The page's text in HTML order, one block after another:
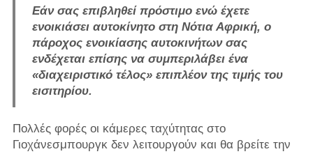
Εάν σας επιβληθεί πρόστιμο ενώ έχετε
ενοικιάσει αυτοκίνητο στη Νότια Αφρική, ο
πάροχος ενοικίασης αυτοκινήτων σας
ενδέχεται επίσης να συμπεριλάβει ένα
«διαχειριστικό τέλος» επιπλέον της τιμής του
εισιτηρίου.
Πολλές φορές οι κάμερες ταχύτητας στο
Γιοχάνεσμπουργκ δεν λειτουργούν και θα βρείτε την